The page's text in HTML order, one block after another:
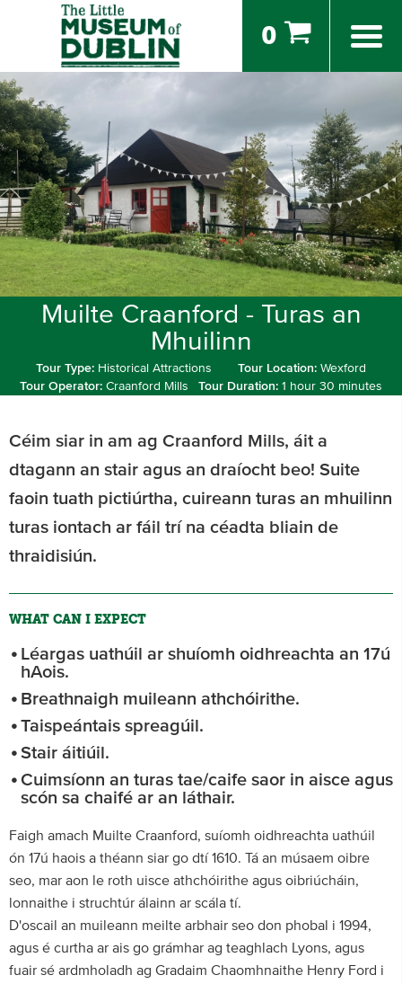
0
Muilte Craanford - Turas an
Mhuilinn
Tour Type: Historical Attractions Tour Location:Wexford
Tour Operator: Craanford Mills Tour Duration:1 hour 30 minutes
Céim siar in am ag Craanford Mills, áit a
dtagann an stair agus an draíocht beo! Suite
faoin tuath pictiúrtha, cuireann turas an mhuilinn
turas iontach ar fáil trí na céadta bliain de
thraidisiún.
WHAT CAN I EXPECT
Léargas uathúil ar shuíomh oidhreachta an 17ú
hAois.
Breathnaigh muileann athchóirithe.
Taispeántais spreagúil.
Stair áitiúil.
Cuimsíonn an turas tae/caife saor in aisce agus
scón sa chaifé ar an láthair.
Faigh amach Muilte Craanford, suíomh oidhreachta uathúil
ón 17ú haois a théann siar go dtí 1610. Tá an músaem oibre
seo, mar aon le roth uisce athchóirithe agus oibriúcháin,
lonnaithe i struchtúr álainn ar scála tí.
D'oscail an muileann meilte arbhair seo don phobal i 1994,
agus é curtha ar ais go grámhar ag teaghlach Lyons, agus
fuair sé ardmholadh ag Gradaim Chaomhnaithe Henry Ford i